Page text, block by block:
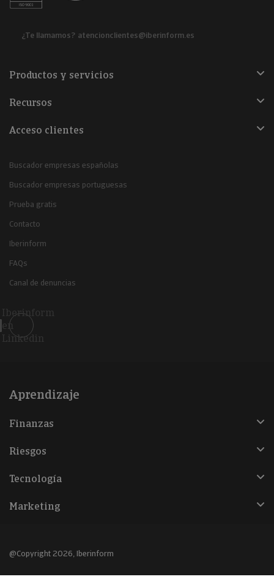
¿Te llamamos? atencionclientes@iberinform.es
Productos y servicios
Recursos
Acceso clientes
Buscador empresas españolas
Buscador empresas portuguesas
Prueba gratis
Contacto
Iberinform
FAQs
Canal de denuncias
Iberinform
en
Linkedin
Aprendizaje
Finanzas
Riesgos
Tecnología
Marketing
@Copyright 2026, Iberinform